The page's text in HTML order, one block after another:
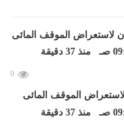
0
الموقف المائى